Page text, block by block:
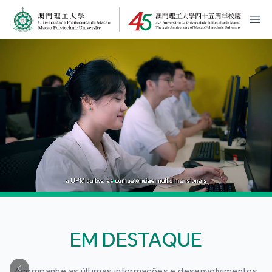
MPU Logo
開
EM DESTAQUE